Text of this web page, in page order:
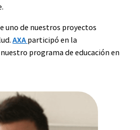
uno de nuestros proyectos
. AXA participó en la
programa de educación en